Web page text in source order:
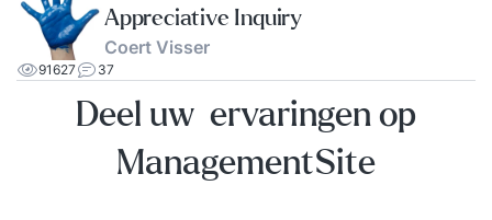
Appreciative Inquiry
Coert Visser
91627 37
Deel uw ervaringen op
ManagementSite